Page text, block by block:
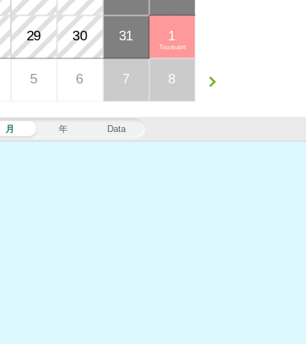
月 年 Data
29 30 31
Toussaint
1
5 6 7 8